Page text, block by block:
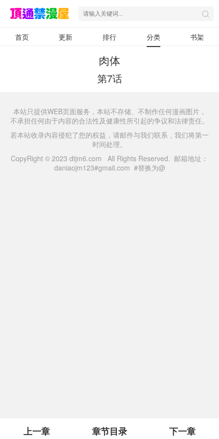
首页 更新 排行 分类 书架
肉体
第7话
上一章 章节目录 下一章
本站只提供WEB页面服务，本站不存储、不制作任何漫画图片，
不承担任何由于内容的合法性及健康性所引起的争议和法律责任。
若本站收录内容侵犯了您的权益，请邮件与我们联系，我们将第一
时间处理。
CopyRight © 2023 dtjm6.com All Rights Reserved. 邮箱地址：
daniaojm123#gmail.com #替换为@